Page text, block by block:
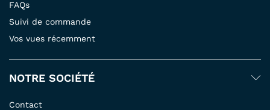
FAQs
Suivi de commande
Vos vues récemment
NOTRE SOCIÉTÉ
Contact